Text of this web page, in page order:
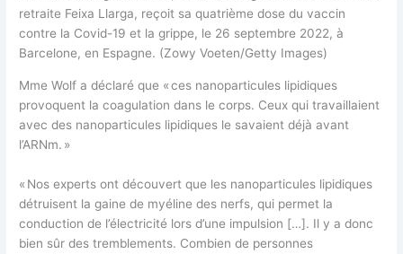
retraite Feixa Llarga, reçoit sa quatrième dose du vaccin
contre la Covid-19 et la grippe, le 26 septembre 2022, à
Barcelone, en Espagne. (Zowy Voeten/Getty Images)
Mme Wolf a déclaré que « ces nanoparticules lipidiques
provoquent la coagulation dans le corps. Ceux qui travaillaient
avec des nanoparticules lipidiques le savaient déjà avant
l’ARNm. »
« Nos experts ont découvert que les nanoparticules lipidiques
détruisent la gaine de myéline des nerfs, qui permet la
conduction de l’électricité lors d’une impulsion […]. Il y a donc
bien sûr des tremblements. Combien de personnes